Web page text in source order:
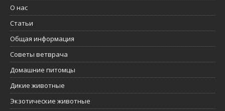
О нас
Статьи
Общая информация
Советы ветврача
Домашние питомцы
Дикие животные
Экзотические животные